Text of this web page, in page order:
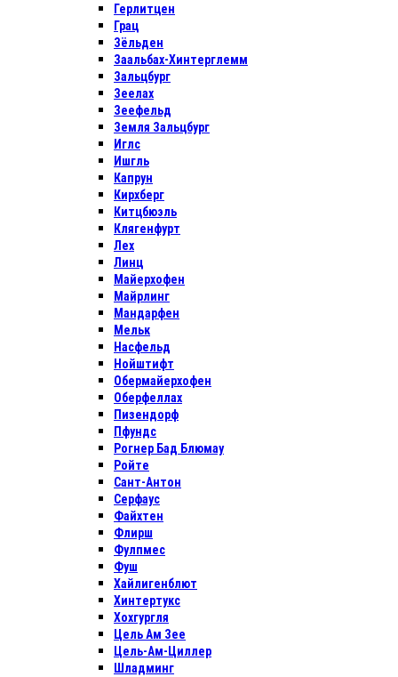
Герлитцен
Грац
Зёльден
Заальбах-Хинтерглемм
Зальцбург
Зеелах
Зеефельд
Земля Зальцбург
Иглс
Ишгль
Капрун
Кирхберг
Китцбюэль
Клягенфурт
Лех
Линц
Майерхофен
Майрлинг
Мандарфен
Мельк
Насфельд
Нойштифт
Обермайерхофен
Оберфеллах
Пизендорф
Пфундс
Рогнер Бад Блюмау
Ройте
Сант-Антон
Серфаус
Файхтен
Флирш
Фулпмес
Фуш
Хайлигенблют
Хинтертукс
Хохгургля
Цель Ам Зее
Цель-Ам-Циллер
Шладминг